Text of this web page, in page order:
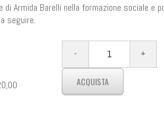
Armida Barelli nella formazione sociale e
seguire.
suIl Sole 24 ore - il
ARMIDA BARELLI ALLA
CATTOLICHE
Un articolo sul